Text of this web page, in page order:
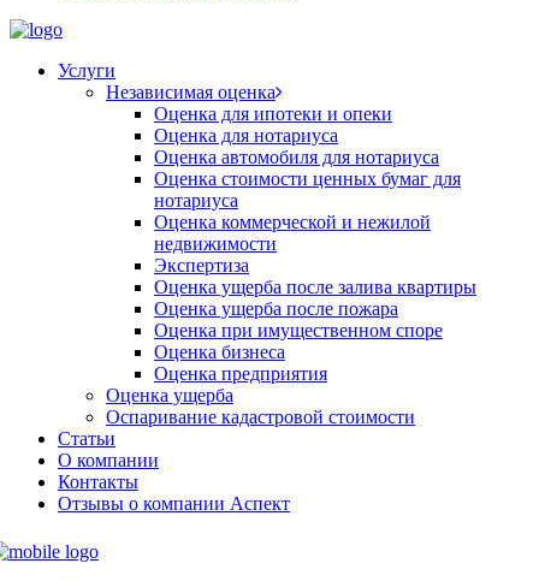
Услуги
Независимая оценка
Оценка для ипотеки и опеки
Оценка для нотариуса
Оценка автомобиля для нотариуса
Оценка стоимости ценных бумаг для
нотариуса
Оценка коммерческой и нежилой
недвижимости
Экспертиза
Оценка ущерба после залива квартиры
Оценка ущерба после пожара
Оценка при имущественном споре
Оценка бизнеса
Оценка предприятия
Оценка ущерба
Оспаривание кадастровой стоимости
Статьи
О компании
Контакты
Отзывы о компании Аспект